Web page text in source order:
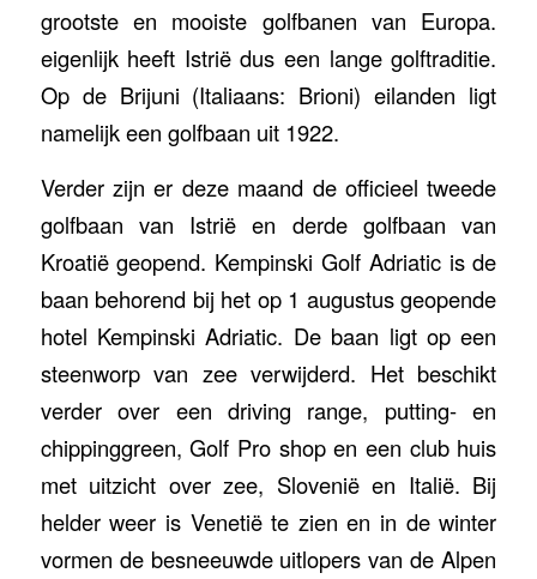
grootste en mooiste golfbanen van Europa.
eigenlijk heeft Istrië dus een lange golftraditie.
Op de Brijuni (Italiaans: Brioni) eilanden ligt
namelijk een golfbaan uit 1922.
Verder zijn er deze maand de officieel tweede
golfbaan van Istrië en derde golfbaan van
Kroatië geopend. Kempinski Golf Adriatic is de
baan behorend bij het op 1 augustus geopende
hotel Kempinski Adriatic. De baan ligt op een
steenworp van zee verwijderd. Het beschikt
verder over een driving range, putting- en
chippinggreen, Golf Pro shop en een club huis
met uitzicht over zee, Slovenië en Italië. Bij
helder weer is Venetië te zien en in de winter
vormen de besneeuwde uitlopers van de Alpen